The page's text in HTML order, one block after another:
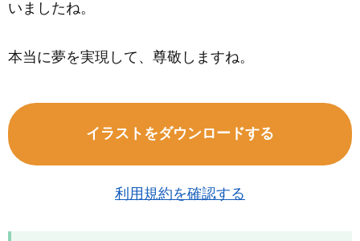
いましたね。
本当に夢を実現して、尊敬しますね。
イラストをダウンロードする
利用規約を確認する